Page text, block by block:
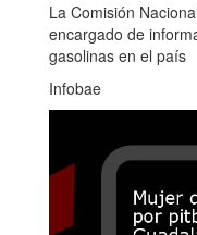
La Comisión
encargado de
gasolinas en el país
Infobae